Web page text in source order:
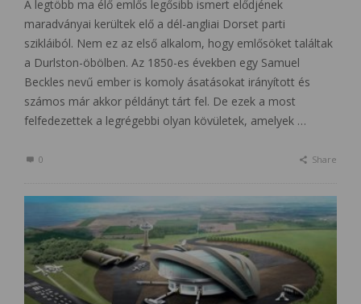
A legtöbb ma élő emlős legősibb ismert elődjének
maradványai kerültek elő a dél-angliai Dorset parti
szikláiból. Nem ez az első alkalom, hogy emlősöket találtak
a Durlston-öbölben. Az 1850-es években egy Samuel
Beckles nevű ember is komoly ásatásokat irányított és
számos már akkor példányt tárt fel. De ezek a most
felfedezettek a legrégebbi olyan kövületek, amelyek …
0 Share